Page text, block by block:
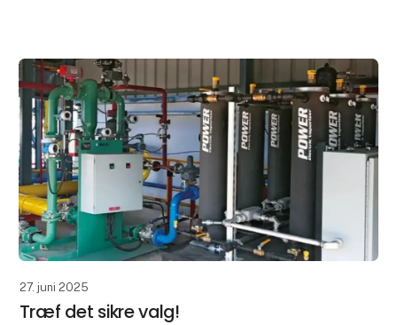
27. juni 2025
Træf det sikre valg!